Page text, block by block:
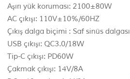
Aşırı yük koruması: 2100±80W
AC çıkışı: 110V±10%/60HZ
Çıkış dalga biçimi : Saf sinüs dalgası
USB çıkışı: QC3.0/18W
Tip-C çıkışı: PD60W
Çakmak çıkışı: 14V/8A